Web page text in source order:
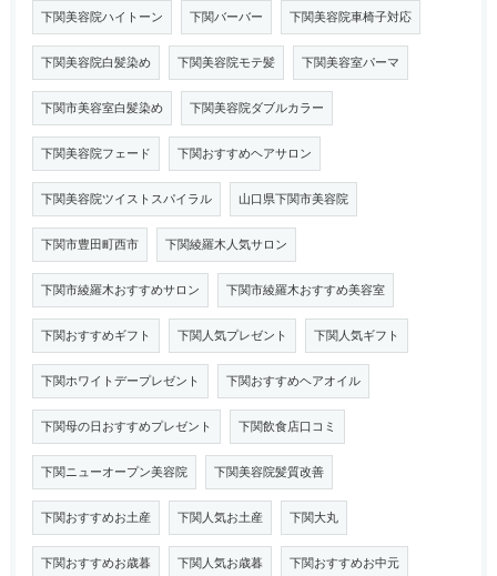
下関美容院ハイトーン 下関バーバー 下関美容院車椅子対応
下関美容院白髪染め 下関美容院モテ髪 下関美容室パーマ
下関市美容室白髪染め 下関美容院ダブルカラー
下関美容院フェード 下関おすすめヘアサロン
下関美容院ツイストスパイラル 山口県下関市美容院
下関市豊田町西市 下関綾羅木人気サロン
下関市綾羅木おすすめサロン 下関市綾羅木おすすめ美容室
下関おすすめギフト 下関人気プレゼント 下関人気ギフト
下関ホワイトデープレゼント 下関おすすめヘアオイル
下関母の日おすすめプレゼント 下関飲食店口コミ
下関ニューオープン美容院 下関美容院髪質改善
下関おすすめお土産 下関人気お土産 下関大丸
下関おすすめお歳暮 下関人気お歳暮 下関おすすめお中元